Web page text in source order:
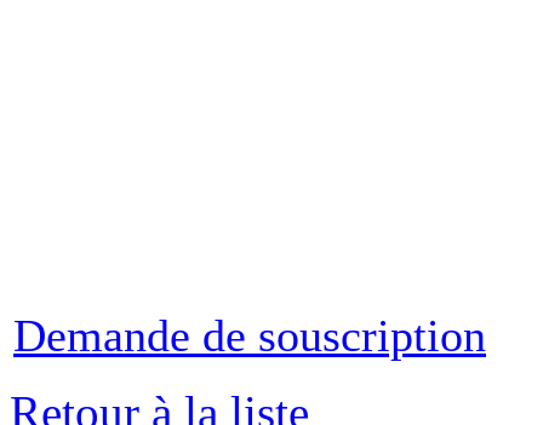
Demande de souscription
Retour à la liste